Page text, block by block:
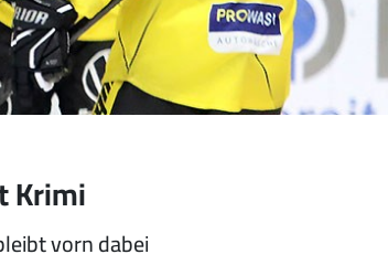
Krimi
vorn dabei